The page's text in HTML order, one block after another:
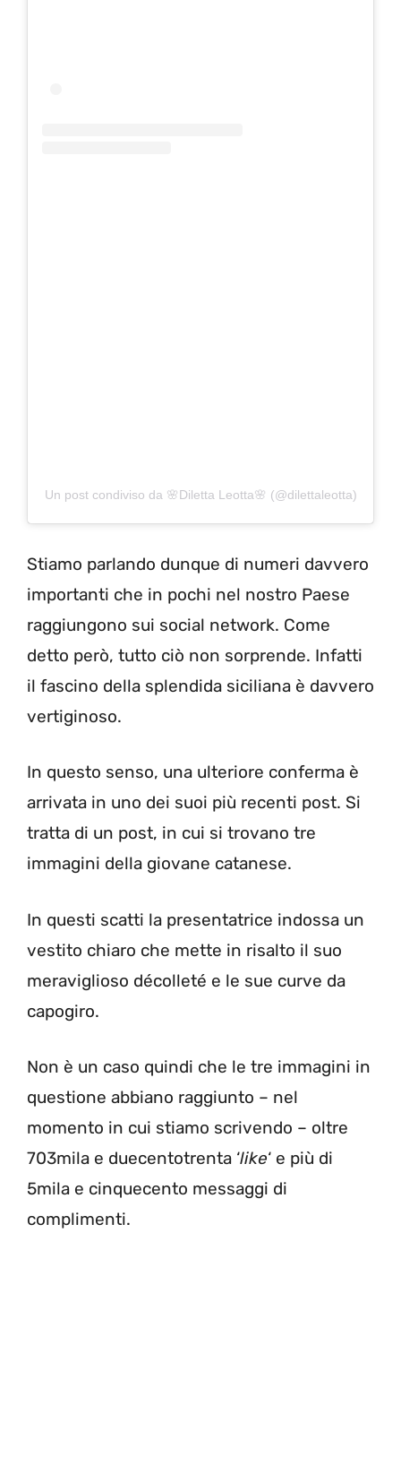
Un post condiviso da 🌸Diletta Leotta🌸 (@dilettaleotta)
Stiamo parlando dunque di numeri davvero
importanti che in pochi nel nostro Paese
raggiungono sui social network. Come
detto però, tutto ciò non sorprende. Infatti
il fascino della splendida siciliana è davvero
vertiginoso.
In questo senso, una ulteriore conferma è
arrivata in uno dei suoi più recenti post. Si
tratta di un post, in cui si trovano tre
immagini della giovane catanese.
In questi scatti la presentatrice indossa un
vestito chiaro che mette in risalto il suo
meraviglioso décolleté e le sue curve da
capogiro.
Non è un caso quindi che le tre immagini in
questione abbiano raggiunto – nel
momento in cui stiamo scrivendo – oltre
703mila e duecentotrenta ‘like‘ e più di
5mila e cinquecento messaggi di
complimenti.